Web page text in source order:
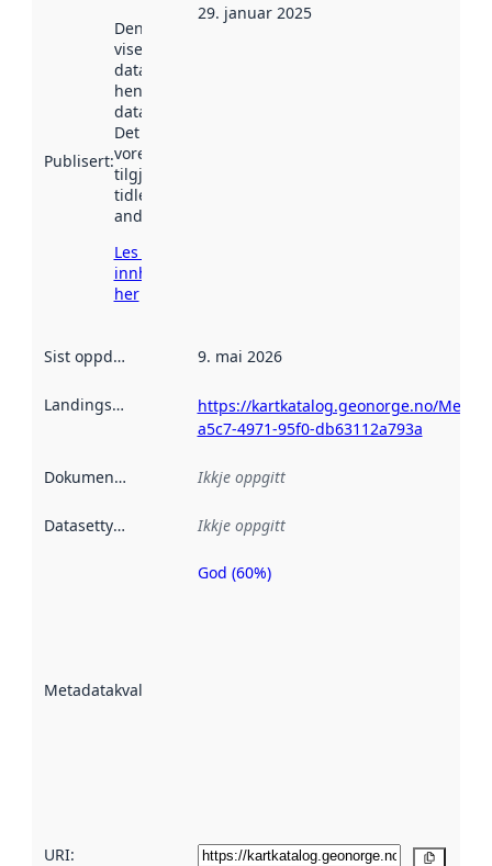
Publisert:
Denne datoen
viser når
datasettet vart
henta inn av
data.norge.no.
Det kan ha
vore
tilgjengeleg
tidlegare
andre stader.
Les meir om
innhenting
her
29. januar 2025
Sist oppdatert 9. mai 2026
Landingsside
https://kartkatalog.geonorge.no/
a5c7-4971-95f0-db63112a793a
Dokumentasjon Ikkje oppgitt
Datasettype Ikkje oppgitt
Metadatakvalitet
Metadatakvalitet
God (60%)
URI: